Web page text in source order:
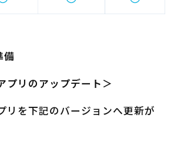
備
プリのアップデート＞
リを下記のバージョンへ更新が